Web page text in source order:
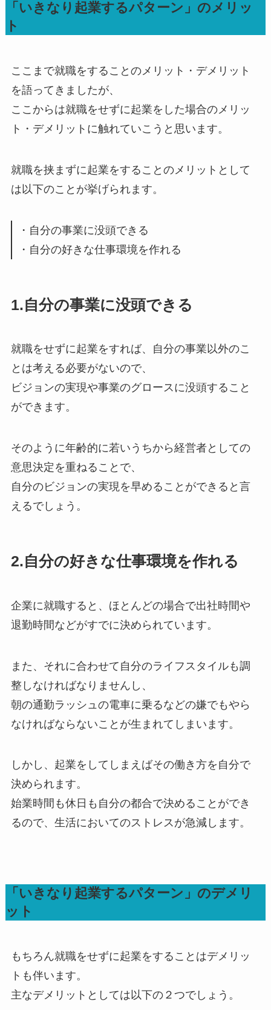
「いきなり起業するパターン」のメリッ
ト
ここまで就職をすることのメリット・デメリット
を語ってきましたが、
ここからは就職をせずに起業をした場合のメリッ
ト・デメリットに触れていこうと思います。
就職を挟まずに起業をすることのメリットとして
は以下のことが挙げられます。
・自分の事業に没頭できる
・自分の好きな仕事環境を作れる
1.自分の事業に没頭できる
就職をせずに起業をすれば、自分の事業以外のこ
とは考える必要がないので、
ビジョンの実現や事業のグロースに没頭すること
ができます。
そのように年齢的に若いうちから経営者としての
意思決定を重ねることで、
自分のビジョンの実現を早めることができると言
えるでしょう。
2.自分の好きな仕事環境を作れる
企業に就職すると、ほとんどの場合で出社時間や
退勤時間などがすでに決められています。
また、それに合わせて自分のライフスタイルも調
整しなければなりませんし、
朝の通勤ラッシュの電車に乗るなどの嫌でもやら
なければならないことが生まれてしまいます。
しかし、起業をしてしまえばその働き方を自分で
決められます。
始業時間も休日も自分の都合で決めることができ
るので、生活においてのストレスが急減します。
「いきなり起業するパターン」のデメリ
ット
もちろん就職をせずに起業をすることはデメリッ
トも伴います。
主なデメリットとしては以下の２つでしょう。